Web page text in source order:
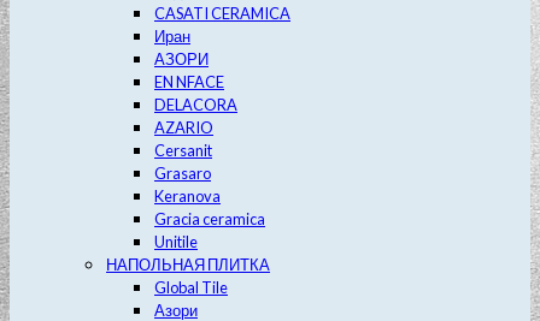
CASATI CERAMICA
Иран
АЗОРИ
EN NFACE
DELACORA
AZARIO
Cersanit
Grasaro
Keranova
Gracia ceramica
Unitile
НАПОЛЬНАЯ ПЛИТКА
Global Tile
Азори